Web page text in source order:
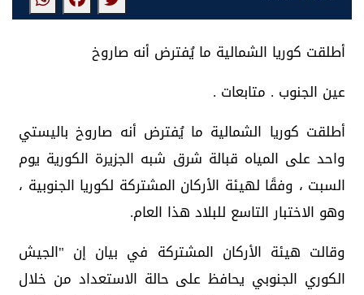
أطلقت كوريا الشمالية ما يُفترض أنه صاروخ
عين الجنوب . متابعات .
أطلقت كوريا الشمالية ما يُفترض أنه صاروخ باليستي
واحد على المياه قبالة شرق شبه الجزيرة الكورية يوم
السبت ، وفقًا لهيئة الأركان المشتركة لكوريا الجنوبية ،
وهو الاختبار التاسع للبلاد هذا العام.
وقالت هيئة الأركان المشتركة في بيان إن "الجيش
الكوري الجنوبي يحافظ على حالة الاستعداد من خلال